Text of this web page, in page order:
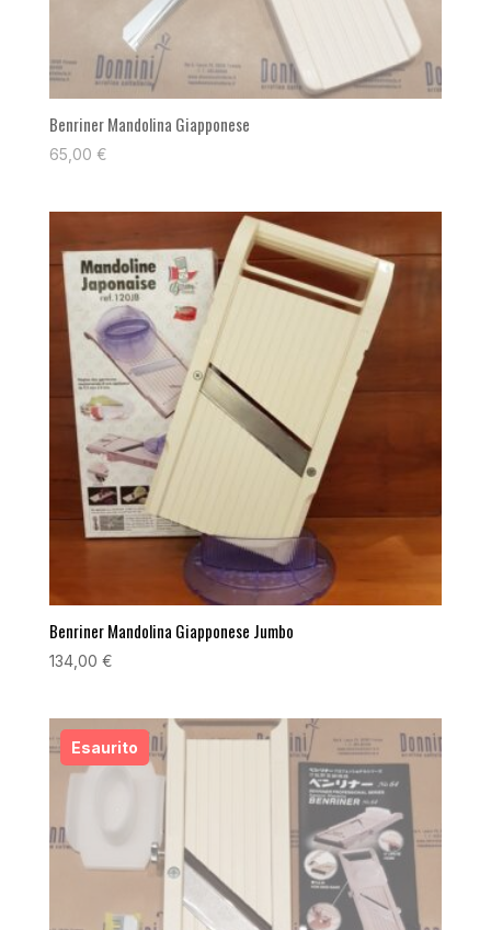
Benriner Mandolina Giapponese
65,00 €
Benriner Mandolina Giapponese Jumbo
134,00 €